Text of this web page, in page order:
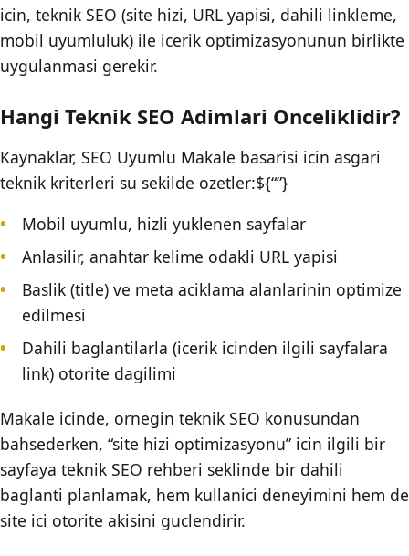
icin, teknik SEO (site hizi, URL yapisi, dahili linkleme,
mobil uyumluluk) ile icerik optimizasyonunun birlikte
uygulanmasi gerekir.
Hangi Teknik SEO Adimlari Onceliklidir?
Kaynaklar, SEO Uyumlu Makale basarisi icin asgari
teknik kriterleri su sekilde ozetler:${“”}
Mobil uyumlu, hizli yuklenen sayfalar
Anlasilir, anahtar kelime odakli URL yapisi
Baslik (title) ve meta aciklama alanlarinin optimize
edilmesi
Dahili baglantilarla (icerik icinden ilgili sayfalara
link) otorite dagilimi
Makale icinde, ornegin teknik SEO konusundan
bahsederken, “site hizi optimizasyonu” icin ilgili bir
sayfaya teknik SEO rehberi seklinde bir dahili
baglanti planlamak, hem kullanici deneyimini hem de
site ici otorite akisini guclendirir.